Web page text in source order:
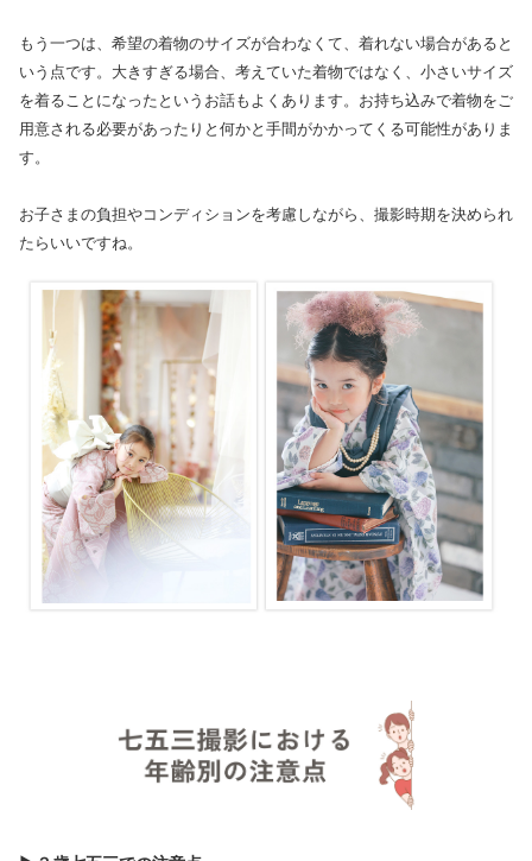
もう一つは、希望の着物のサイズが合わなくて、着れない場合があると
いう点です。大きすぎる場合、考えていた着物ではなく、小さいサイズ
を着ることになったというお話もよくあります。お持ち込みで着物をご
用意される必要があったりと何かと手間がかかってくる可能性がありま
す。
お子さまの負担やコンディションを考慮しながら、撮影時期を決められ
たらいいですね。